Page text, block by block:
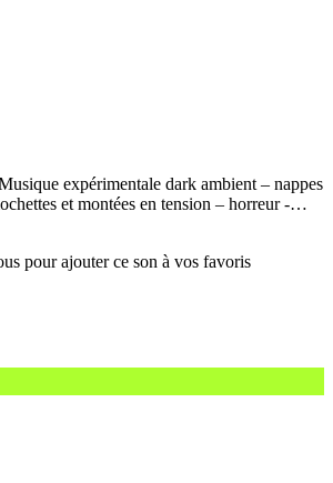
expérimentale dark ambient – nappes
et montées en tension – horreur -…